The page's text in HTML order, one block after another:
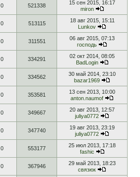
0 521338
15 сен 2015, 16:17
miron
0 513115
18 авг 2015, 15:11
Lunkov
0 311551
06 авг 2015, 07:13
господь
0 334291
02 окт 2014, 08:05
BadLogin
0 334562
30 май 2014, 23:10
bazar1969
0 353581
13 сен 2013, 10:00
anton.naumof
0 349667
20 авг 2013, 12:57
juliya0772
0 347740
19 авг 2013, 23:19
juliya0772
0 553177
25 июл 2013, 17:18
fashic
0 367946
29 май 2013, 18:23
связюк